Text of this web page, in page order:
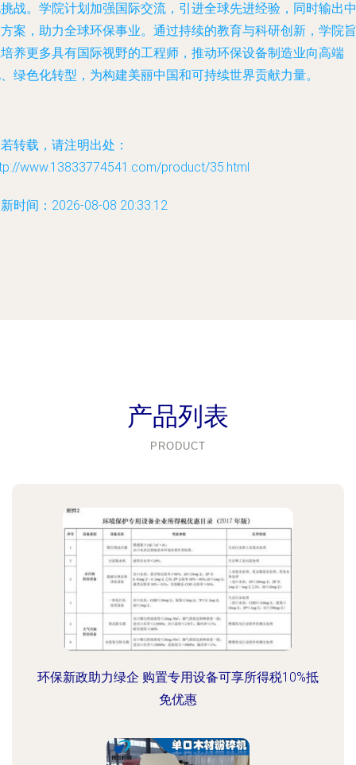
战。学院计划加强国际交流，引进全球先进经验，同时输出中
案，助力全球环保事业。通过持续的教育与科研创新，学院旨
养更多具有国际视野的工程师，推动环保设备制造业向高端
绿色化转型，为构建美丽中国和可持续世界贡献力量。
转载，请注明出处：
www.13833774541.com/product/35.html
时间：2026-08-08 20:33:12
产品列表
PRODUCT
环保新政助力绿企 购置专用设备可享所得税10%抵
免优惠